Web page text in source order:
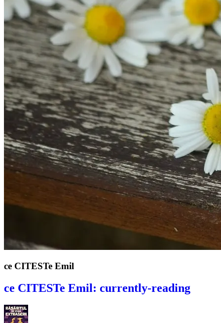
ce CITESTe Emil
ce CITESTe Emil: currently-reading